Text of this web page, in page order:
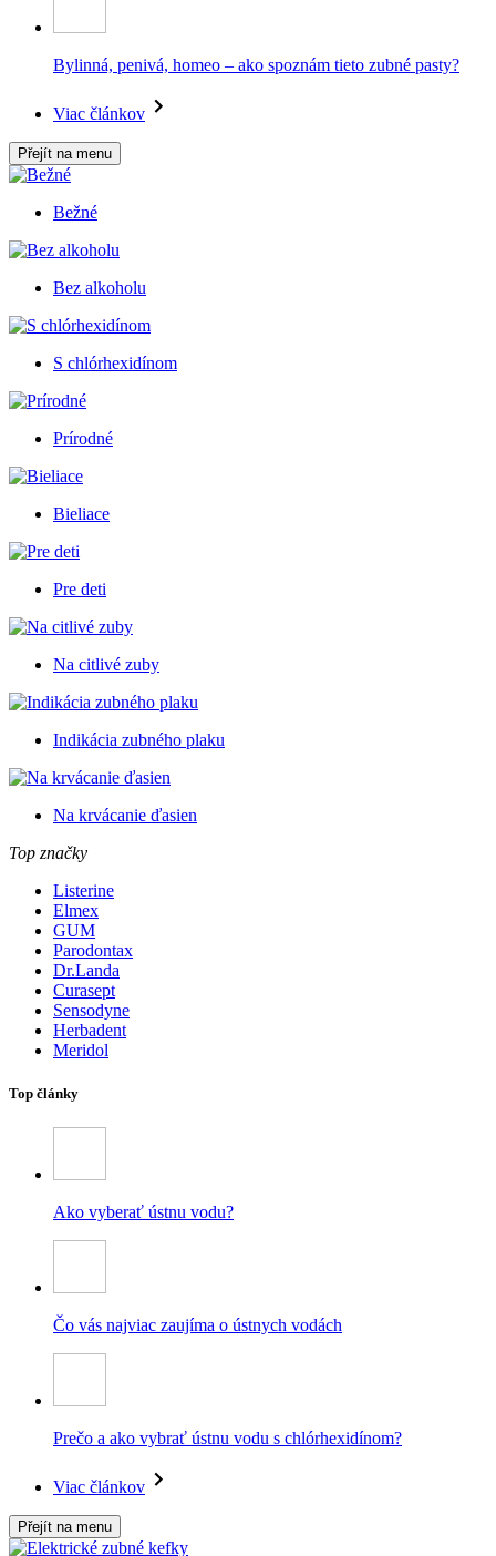
Bylinná, penivá, homeo – ako spoznám tieto zubné pasty?
Viac článkov
Přejít na menu
Bežné
Bez alkoholu
S chlórhexidínom
Prírodné
Bieliace
Pre deti
Na citlivé zuby
Indikácia zubného plaku
Na krvácanie ďasien
Top značky
Listerine
Elmex
GUM
Parodontax
Dr.Landa
Curasept
Sensodyne
Herbadent
Meridol
Top články
Ako vyberať ústnu vodu?
Čo vás najviac zaujíma o ústnych vodách
Prečo a ako vybrať ústnu vodu s chlórhexidínom?
Viac článkov
Přejít na menu